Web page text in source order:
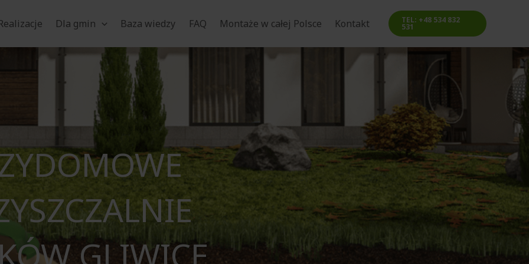
Dla gmin Baza wiedzy FAQ Montaże w całej Polsce Kontakt TEL: +48 534 832
531
GLIWICE